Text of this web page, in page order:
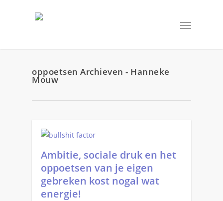
oppoetsen Archieven - Hanneke
Mouw
Ambitie, sociale druk en het
oppoetsen van je eigen
gebreken kost nogal wat
energie!